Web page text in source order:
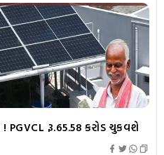
! PGVCL રૂ.65.58 કરોડ ચુકવશે